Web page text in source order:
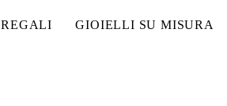
REGALI GIOIELLI SU MISURA